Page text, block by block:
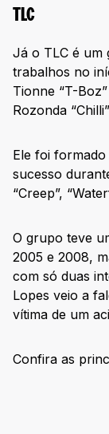
TLC
Já o TLC é um
trabalhos no
Tionne “T-
Rozonda
Ele foi
sucesso
“Creep”,
O grupo teve
2005 e 2008,
com só duas
Lopes veio a
vítima de um
Confira as